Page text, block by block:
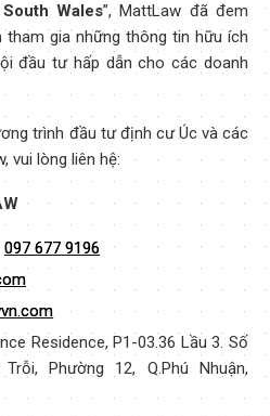
Wales”, MattLaw đã đem
gia những thông tin hữu ích
đầu tư hấp dẫn cho các doanh
trình đầu tư định cư Úc và các
vui lòng liên hệ:
097 677 9196
Residence, P1-03.36 Lầu 3. Số
Phường 12, Q.Phú Nhuận,